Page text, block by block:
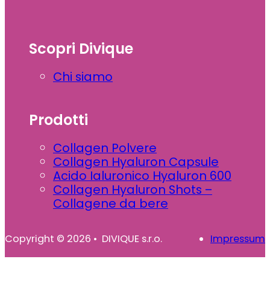
Scopri Divique
Chi siamo
Prodotti
Collagen Polvere
Collagen Hyaluron Capsule
Acido Ialuronico Hyaluron 600
Collagen Hyaluron Shots –
Collagene da bere
Copyright © 2026 • DIVIQUE s.r.o. Impressum